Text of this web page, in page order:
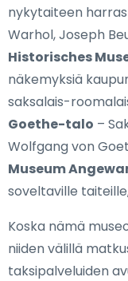
nykytaiteen
Warhol, Joseph
Historisches
näkemyksiä
saksalais-
Goethe-talo –
Wolfgang von
Museum
soveltaville
Koska nämä
niiden välillä
taksipalveluiden